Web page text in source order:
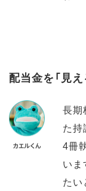
配当金を「見
長期
た持
4冊
いま
た